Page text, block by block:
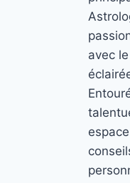
avec